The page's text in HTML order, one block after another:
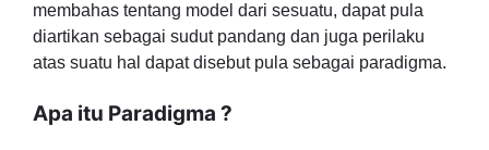
membahas tentang model dari sesuatu, dapat pula
diartikan sebagai sudut pandang dan juga perilaku
atas suatu hal dapat disebut pula sebagai paradigma.
Apa itu Paradigma ?